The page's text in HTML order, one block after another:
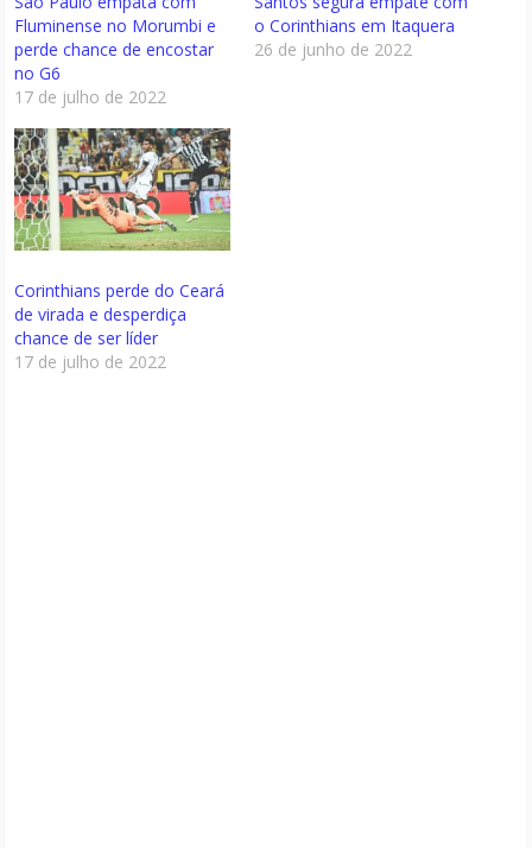
Fluminense no Morumbi e
perde chance de encostar
no G6
17 de julho de 2022
o Corinthians em Itaquera
26 de junho de 2022
Corinthians perde do Ceará
de virada e desperdiça
chance de ser líder
17 de julho de 2022